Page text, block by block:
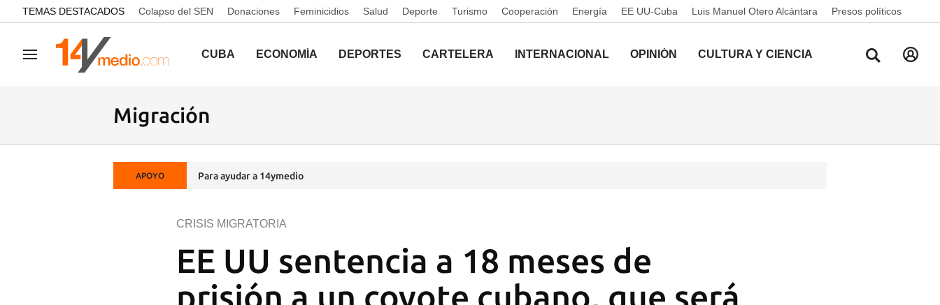
common.go-to-content
TEMAS DESTACADOS Colapso del SEN Donaciones Feminicidios Salud Deporte Turismo Cooperación Energía EE UU-Cuba Luis Manuel Otero Alcántara Presos políticos
Navegación CUBA ECONOMÍA DEPORTES CARTELERA INTERNACIONAL OPINIÓN CULTURA Y CIENCIA
Migración
APOYO Para ayudar a 14ymedio
EE UU sentencia a 18 meses de
prisión a un coyote cubano, que será
CRISIS MIGRATORIA